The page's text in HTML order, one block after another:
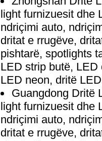
light furnizuesit dhe
ndriçimi auto,
dritat e rrugëve,
pishtarë, spotlights
LED strip butë,
LED neon, dritë
Guangdong Dritë
light furnizuesit dhe
ndriçimi auto,
dritat e rrugëve,